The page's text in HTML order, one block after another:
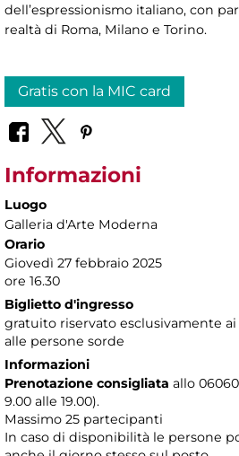
dell’espressionismo italiano, con
realtà di Roma, Milano e Torino.
Gratis con la MIC card
Informazioni
Luogo
Galleria d'Arte Moderna
Orario
Giovedì 27 febbraio 2025
ore 16.30
Biglietto d'ingresso
gratuito riservato esclusivamente ai
alle persone sorde
Informazioni
Prenotazione consigliata allo
9.00 alle 19.00).
Massimo 25 partecipanti
In caso di disponibilità le persone